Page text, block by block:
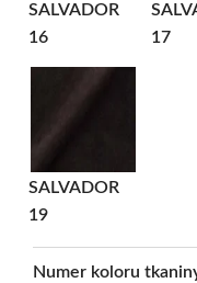
SALVADOR
16
17
SALVADOR
19
Numer koloru